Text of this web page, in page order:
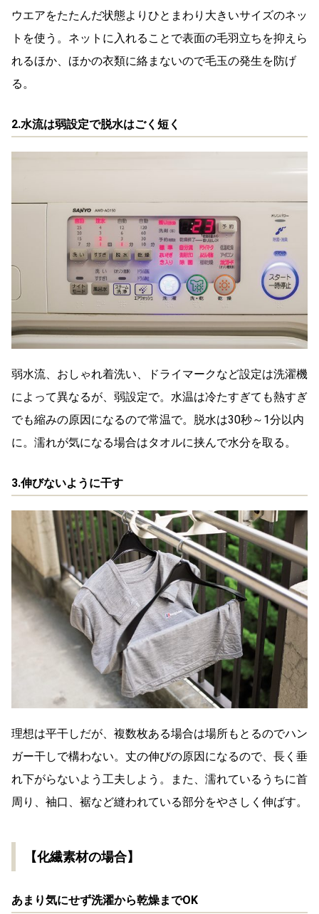
ウエアをたたんだ状態よりひとまわり大きいサイズのネッ
トを使う。ネットに入れることで表面の毛羽立ちを抑えら
れるほか、ほかの衣類に絡まないので毛玉の発生を防げ
る。
2.水流は弱設定で脱水はごく短く
弱水流、おしゃれ着洗い、ドライマークなど設定は洗濯機
によって異なるが、弱設定で。水温は冷たすぎても熱すぎ
でも縮みの原因になるので常温で。脱水は30秒～1分以内
に。濡れが気になる場合はタオルに挟んで水分を取る。
3.伸びないように干す
理想は平干しだが、複数枚ある場合は場所もとるのでハン
ガー干しで構わない。丈の伸びの原因になるので、長く垂
れ下がらないよう工夫しよう。また、濡れているうちに首
周り、袖口、裾など縫われている部分をやさしく伸ばす。
【化繊素材の場合】
あまり気にせず洗濯から乾燥までOK